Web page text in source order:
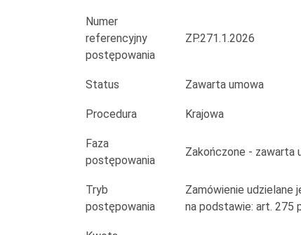
Łęczycy
Sp.
o.o.
okresie
od
Numer
referencyjny
postępowania
ZP.271.1.2026
Status Zawarta umowa
Procedura Krajowa
Faza
postępowania
Zakończone - zawarta
Tryb
postępowania
Zamówienie
na podstawie: art. 275